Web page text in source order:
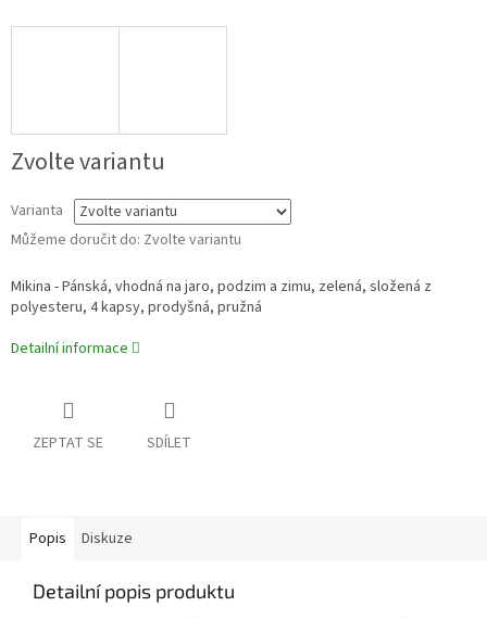
Zvolte variantu
Varianta
Můžeme doručit do: Zvolte variantu
Mikina - Pánská, vhodná na jaro, podzim a zimu, zelená, složená z
polyesteru, 4 kapsy, prodyšná, pružná
Detailní informace
ZEPTAT SE SDÍLET
Popis Diskuze
Detailní popis produktu